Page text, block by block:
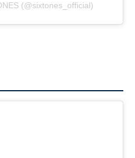
(@sixtones_official)